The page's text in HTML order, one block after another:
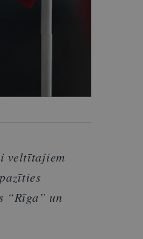
veltītajiem
“Rīga” un